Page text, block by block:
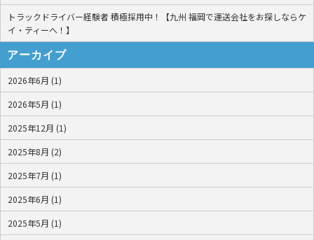
トラックドライバー経験者 積極採用中！【九州 福岡で運送会社をお探しならケ
イ・ティーへ！】
アーカイブ
2026年6月 (1)
2026年5月 (1)
2025年12月 (1)
2025年8月 (2)
2025年7月 (1)
2025年6月 (1)
2025年5月 (1)